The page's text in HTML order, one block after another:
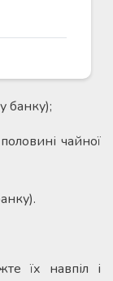
банку);
чайної
їх навпіл і